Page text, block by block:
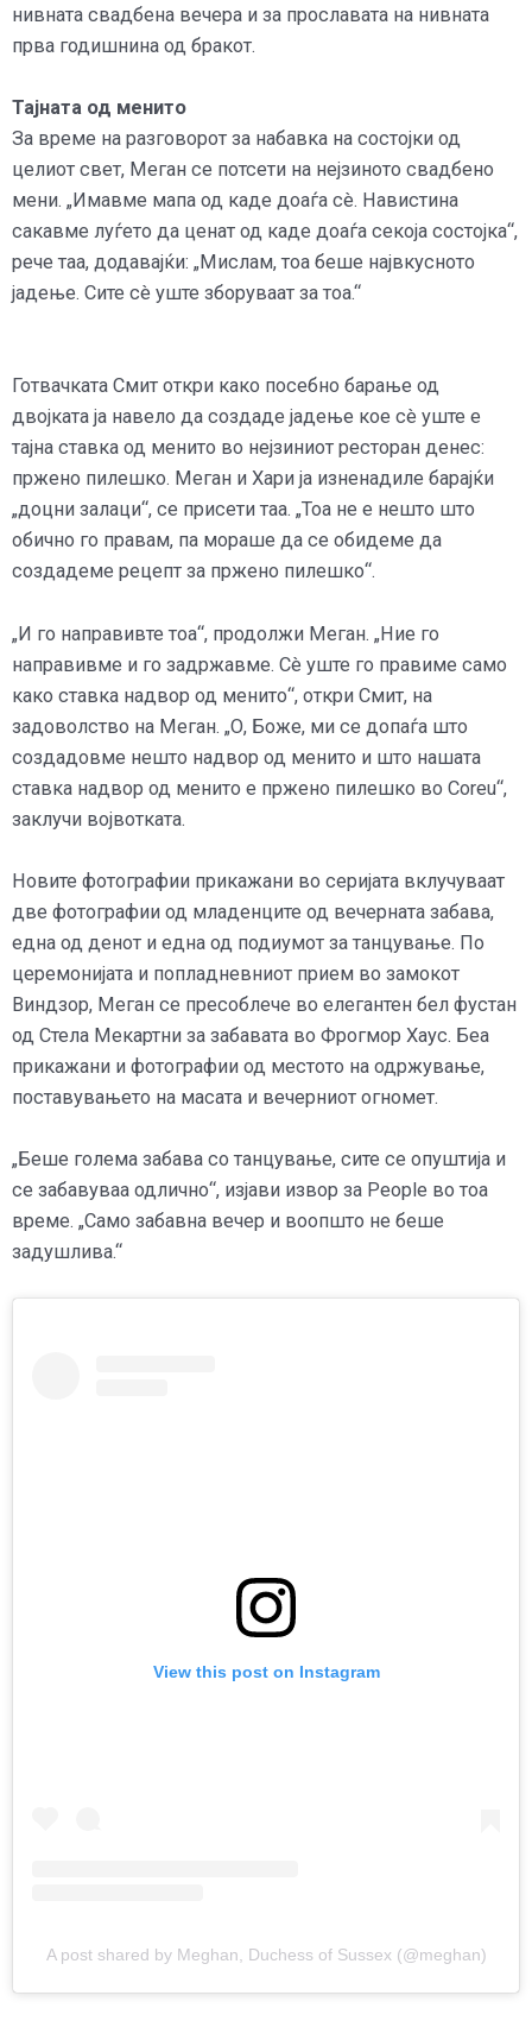
нивната свадбена вечера и за прославата на нивната
прва годишнина од бракот.
Тајната од менито
За време на разговорот за набавка на состојки од
целиот свет, Меган се потсети на нејзиното свадбено
мени. „Имавме мапа од каде доаѓа сè. Навистина
сакавме луѓето да ценат од каде доаѓа секоја состојка“,
рече таа, додавајќи: „Мислам, тоа беше највкусното
јадење. Сите сè уште зборуваат за тоа.“
Готвачката Смит откри како посебно барање од
двојката ја навело да создаде јадење кое сè уште е
тајна ставка од менито во нејзиниот ресторан денес:
пржено пилешко. Меган и Хари ја изненадиле барајќи
„доцни залаци“, се присети таа. „Тоа не е нешто што
обично го правам, па мораше да се обидеме да
создадеме рецепт за пржено пилешко“.
„И го направивте тоа“, продолжи Меган. „Ние го
направивме и го задржавме. Сè уште го правиме само
како ставка надвор од менито“, откри Смит, на
задоволство на Меган. „О, Боже, ми се допаѓа што
создадовме нешто надвор од менито и што нашата
ставка надвор од менито е пржено пилешко во Coreu“,
заклучи војвотката.
Новите фотографии прикажани во серијата вклучуваат
две фотографии од младенците од вечерната забава,
една од денот и една од подиумот за танцување. По
церемонијата и попладневниот прием во замокот
Виндзор, Меган се пресоблече во елегантен бел фустан
од Стела Мекартни за забавата во Фрогмор Хаус. Беа
прикажани и фотографии од местото на одржување,
поставувањето на масата и вечерниот огномет.
„Беше голема забава со танцување, сите се опуштија и
се забавуваа одлично“, изјави извор за People во тоа
време. „Само забавна вечер и воопшто не беше
задушлива.“
View this post on Instagram
A post shared by Meghan, Duchess of Sussex (@meghan)